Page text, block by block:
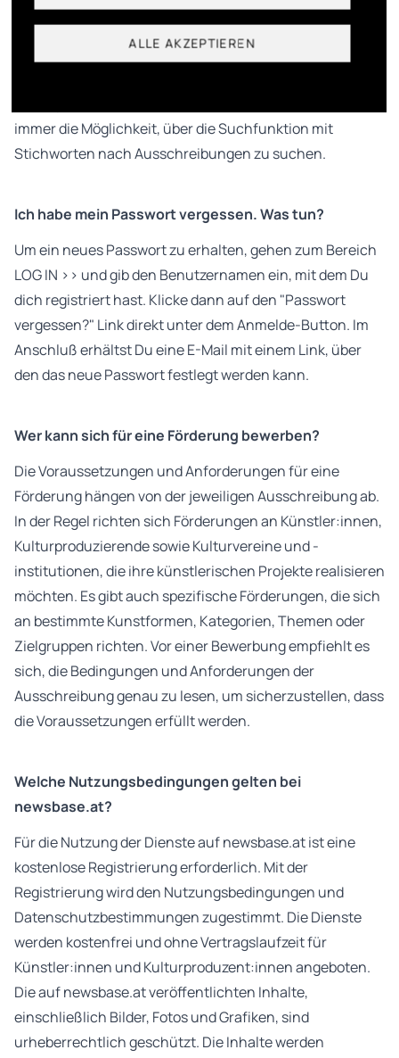
finanziell stellen eine Auswahl häufig nachgefragter
Disziplinen und Finanzierungsmöglichkeiten dar.
immer die Möglichkeit, über die Suchfunktion mit
Stichworten nach Ausschreibungen zu suchen.
Ich habe mein Passwort vergessen. Was tun?
Um ein neues Passwort zu erhalten, gehen zum Bereich
LOG IN >> und gib den Benutzernamen ein, mit dem Du
dich registriert hast. Klicke dann auf den "Passwort
vergessen?" Link direkt unter dem Anmelde-Button. Im
Anschluß erhältst Du eine E-Mail mit einem Link, über
den das neue Passwort festlegt werden kann.
Wer kann sich für eine Förderung bewerben?
Die Voraussetzungen und Anforderungen für eine
Förderung hängen von der jeweiligen Ausschreibung ab.
In der Regel richten sich Förderungen an Künstler:innen,
Kulturproduzierende sowie Kulturvereine und -
institutionen, die ihre künstlerischen Projekte realisieren
möchten. Es gibt auch spezifische Förderungen, die sich
an bestimmte Kunstformen, Kategorien, Themen oder
Zielgruppen richten. Vor einer Bewerbung empfiehlt es
sich, die Bedingungen und Anforderungen der
Ausschreibung genau zu lesen, um sicherzustellen, dass
die Voraussetzungen erfüllt werden.
Welche Nutzungsbedingungen gelten bei
newsbase.at?
Für die Nutzung der Dienste auf newsbase.at ist eine
kostenlose Registrierung erforderlich. Mit der
Registrierung wird den Nutzungsbedingungen und
Datenschutzbestimmungen zugestimmt. Die Dienste
werden kostenfrei und ohne Vertragslaufzeit für
Künstler:innen und Kulturproduzent:innen angeboten.
Die auf newsbase.at veröffentlichten Inhalte,
einschließlich Bilder, Fotos und Grafiken, sind
urheberrechtlich geschützt. Die Inhalte werden
ALLE AKZEPTIEREN